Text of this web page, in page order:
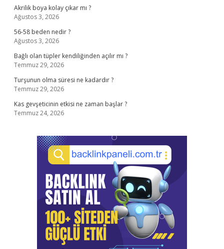
Akrilik boya kolay çıkar mı ?
Ağustos 3, 2026
56-58 beden nedir ?
Ağustos 3, 2026
Bağlı olan tüpler kendiliğinden açılır mı ?
Temmuz 29, 2026
Turşunun olma süresi ne kadardır ?
Temmuz 29, 2026
Kas gevşeticinin etkisi ne zaman başlar ?
Temmuz 24, 2026